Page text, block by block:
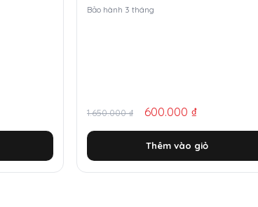
Bảo hành 3 tháng
1.650.000₫
Giá
gốc
600.000₫
Giá
hiện
Thêm vào giỏ